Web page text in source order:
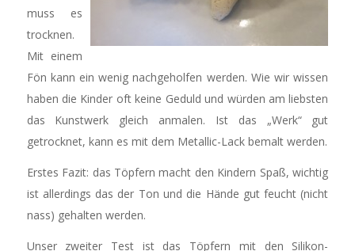
muss es
trocknen.
Mit einem
Fön kann ein wenig nachgeholfen werden. Wie wir wissen
haben die Kinder oft keine Geduld und würden am liebsten
das Kunstwerk gleich anmalen. Ist das „Werk“ gut
getrocknet, kann es mit dem Metallic-Lack bemalt werden.
Erstes Fazit: das Töpfern macht den Kindern Spaß, wichtig
ist allerdings das der Ton und die Hände gut feucht (nicht
nass) gehalten werden.
Unser zweiter Test ist das Töpfern mit den Silikon-